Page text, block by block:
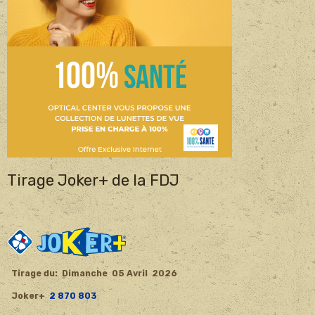
Tirage Joker+ de la FDJ
Tirage du: Dimanche 05 Avril 2026
Joker+ 2 870 803